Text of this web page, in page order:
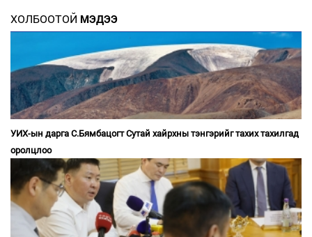
ХОЛБООТОЙ МЭДЭЭ
УИХ-ын дарга С.Бямбацогт Сутай хайрхны тэнгэрийг тахих тахилгад
оролцлоо